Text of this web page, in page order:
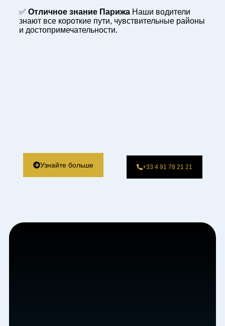
✅ Отличное знание Парижа Наши водители
знают все короткие пути, чувствительные районы
и достопримечательности.
Узнайте больше +33 4 91 78 21 21